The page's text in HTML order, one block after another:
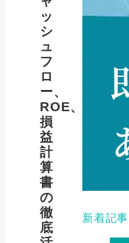
ッ
シ
ュ
フ
ロ
ー、
ROE、
損
益
計
算
書
の
徹
底
新着記事